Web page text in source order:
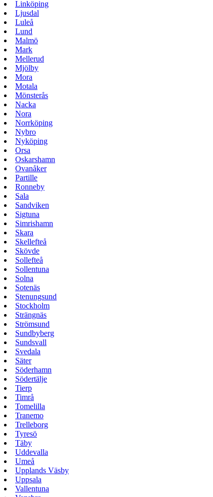
Linköping
Ljusdal
Luleå
Lund
Malmö
Mark
Mellerud
Mjölby
Mora
Motala
Mönsterås
Nacka
Nora
Norrköping
Nybro
Nyköping
Orsa
Oskarshamn
Ovanåker
Partille
Ronneby
Sala
Sandviken
Sigtuna
Simrishamn
Skara
Skellefteå
Skövde
Sollefteå
Sollentuna
Solna
Sotenäs
Stenungsund
Stockholm
Strängnäs
Strömsund
Sundbyberg
Sundsvall
Svedala
Säter
Söderhamn
Södertälje
Tierp
Timrå
Tomelilla
Tranemo
Trelleborg
Tyresö
Täby
Uddevalla
Umeå
Upplands Väsby
Uppsala
Vallentuna